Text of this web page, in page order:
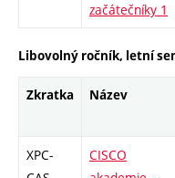
začátečníky 1
Libovolný ročník, letní
Zkratka Název
XPC-
CISCO